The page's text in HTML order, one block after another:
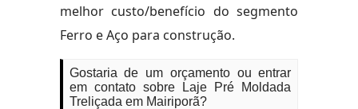
melhor custo/benefício do segmento
Ferro e Aço para construção.
Gostaria de um orçamento ou entrar
em contato sobre Laje Pré Moldada
Treliçada em Mairiporã?